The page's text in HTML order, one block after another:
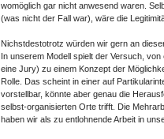
womöglich gar nicht anwesend waren.
(was nicht der Fall war), wäre die
Nichstdestotrotz würden wir gern an
In unserem Modell spielt der Versuch,
eine Jury) zu einem Konzept der
Rolle. Das scheint in einer auf
vorstellbar, könnte aber genau die
selbst-organisierten Orte trifft. Die
haben wir als zu entlohnende Arbeit in